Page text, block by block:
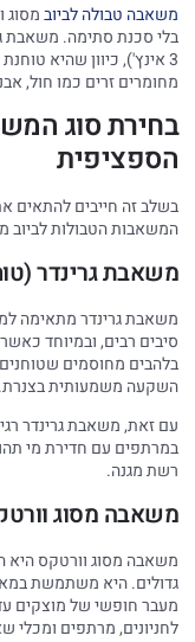
משאבה טבולה לביוב
3 אינץ'), כיוון שהיא
מחומרים זרים כמו חול,
בחירת סוג
הספציפית
בשלב זה חייבים להתאים
המשאבות הטבולות לביוב
משאבת גרינדר
משאבת גרינדר מתאימה
בלהבים מחוסמים
השקעה משמעותית בצנרת.
עם זאת, משאבת גרינדר
במרתפים עם חדירת מי
רשת מגנה.
משאבה מסוג
משאבה מסוג וורטקס היא
גדולים. היא משתמשת
לחניונים, מרתפים ומכלי